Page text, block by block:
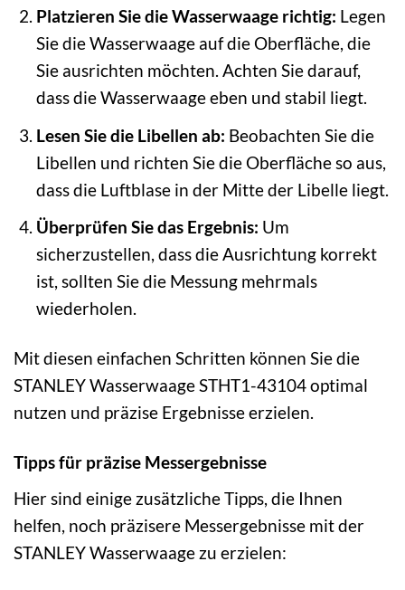
Platzieren Sie die Wasserwaage richtig: Legen
Sie die Wasserwaage auf die Oberfläche, die
Sie ausrichten möchten. Achten Sie darauf,
dass die Wasserwaage eben und stabil liegt.
Lesen Sie die Libellen ab: Beobachten Sie die
Libellen und richten Sie die Oberfläche so aus,
dass die Luftblase in der Mitte der Libelle liegt.
Überprüfen Sie das Ergebnis: Um
sicherzustellen, dass die Ausrichtung korrekt
ist, sollten Sie die Messung mehrmals
wiederholen.
Mit diesen einfachen Schritten können Sie die
STANLEY Wasserwaage STHT1-43104 optimal
nutzen und präzise Ergebnisse erzielen.
Tipps für präzise Messergebnisse
Hier sind einige zusätzliche Tipps, die Ihnen
helfen, noch präzisere Messergebnisse mit der
STANLEY Wasserwaage zu erzielen: